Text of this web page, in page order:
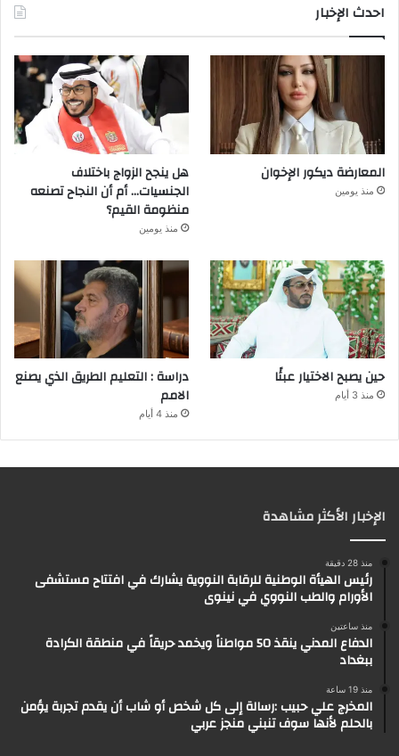
احدث الإخبار
المعارضة ديكور الإخوان
منذ يومين
هل ينجح الزواج باختلاف
الجنسيات… أم أن النجاح تصنعه
منظومة القيم؟
منذ يومين
حين يصبح الاختيار عبئًا
منذ 3 أيام
دراسة : التعليم الطريق الذي يصنع
الامم
منذ 4 أيام
الإخبار الأكثر مشاهدة
منذ 28 دقيقة
رئيس الهيأة الوطنية للرقابة النووية يشارك في افتتاح مستشفى
الأورام والطب النووي في نينوى
منذ ساعتين
الدفاع المدني ينقذ 50 مواطناً ويخمد حريقاً في منطقة الكرادة
ببغداد
منذ 19 ساعة
المخرج علي حبيب :رسالة إلى كل شخص أو شاب أن يقدم تجربة يؤمن
بالحلم لأنها سوف تنبني منجز عربي